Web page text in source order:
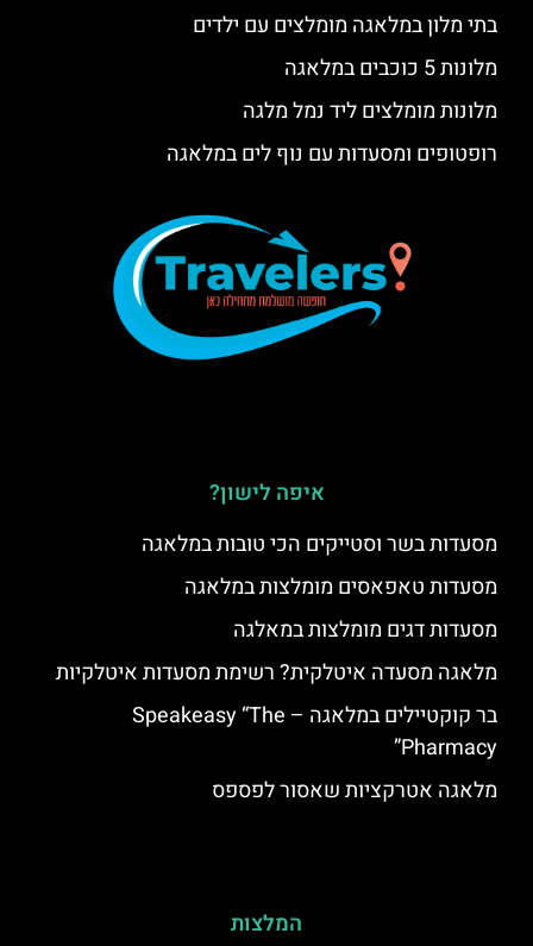
בתי מלון במלאגה מומלצים עם ילדים
מלונות 5 כוכבים במלאגה
מלונות מומלצים ליד נמל מלגה
רופטופים ומסעדות עם נוף לים במלאגה
איפה לישון?
מסעדות בשר וסטייקים הכי טובות במלאגה
מסעדות טאפאסים מומלצות במלאגה
מסעדות דגים מומלצות במאלגה
מלאגה מסעדה איטלקית? רשימת מסעדות איטלקיות
בר קוקטיילים במלאגה – Speakeasy “The
Pharmacy”
מלאגה אטרקציות שאסור לפספס
המלצות